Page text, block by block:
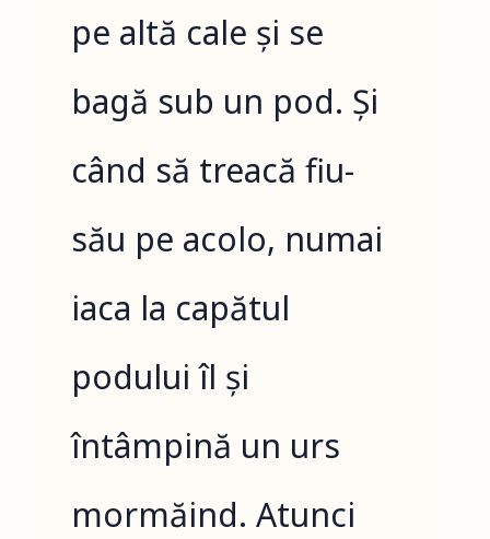
pe altă cale și se
bagă sub un pod. Și
când să treacă fiu-
său pe acolo, numai
iaca la capătul
podului îl și
întâmpină un urs
mormăind. Atunci